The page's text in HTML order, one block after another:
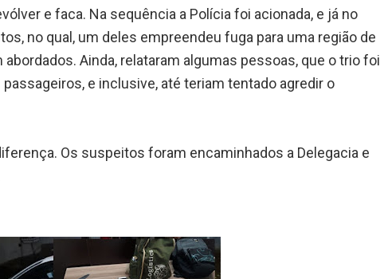
e faca. Na sequência a Polícia foi acionada, e já no
no qual, um deles empreendeu fuga para uma região de
Ainda, relataram algumas pessoas, que o trio foi
e inclusive, até teriam tentado agredir o
Os suspeitos foram encaminhados a Delegacia e